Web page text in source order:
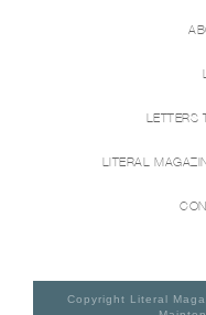
LETTERS
LITERAL
Copyright Literal